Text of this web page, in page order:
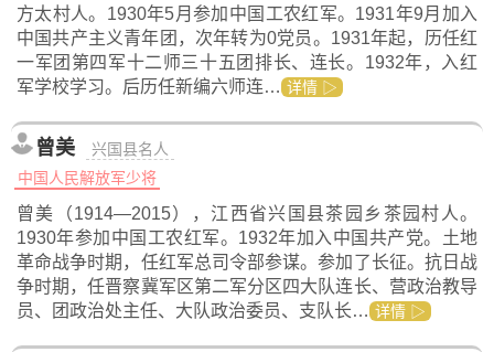
方太村人。1930年5月参加中国工农红军。1931年9月加入
中国共产主义青年团，次年转为0党员。1931年起，历任红
一军团第四军十二师三十五团排长、连长。1932年，入红
军学校学习。后历任新编六师连… 详情 ▷
曾美
兴国县名人
中国人民解放军少将
曾美（1914—2015），江西省兴国县茶园乡茶园村人。
1930年参加中国工农红军。1932年加入中国共产党。土地
革命战争时期，任红军总司令部参谋。参加了长征。抗日战
争时期，任晋察冀军区第二军分区四大队连长、营政治教导
员、团政治处主任、大队政治委员、支队长… 详情 ▷